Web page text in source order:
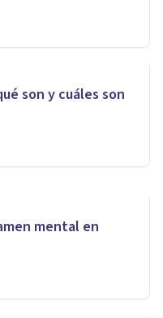
son y cuáles son
familiar:
y
mental en